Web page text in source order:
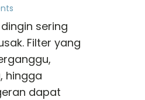
sering
Filter yang
hingga
dapat